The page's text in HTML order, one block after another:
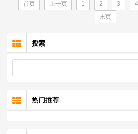
首页 上一页 1 2 3 4
末页
搜索
热门推荐